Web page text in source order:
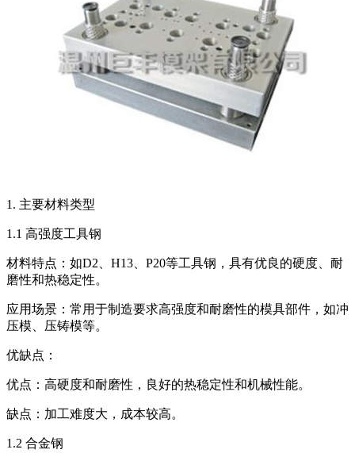
1. 主要材料类型
1.1 高强度工具钢
材料特点：如D2、H13、P20等工具钢，具有优良的硬度、耐
磨性和热稳定性。
应用场景：常用于制造要求高强度和耐磨性的模具部件，如冲
压模、压铸模等。
优缺点：
优点：高硬度和耐磨性，良好的热稳定性和机械性能。
缺点：加工难度大，成本较高。
1.2 合金钢